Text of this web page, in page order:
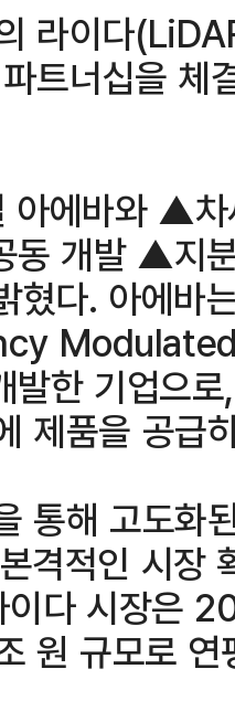
라이다
트너십을 체
아에바와 ▲
동 개발 ▲지
혔다. 아에바
한 기업으
제품을 공급
통해 고도화
격적인 시장
이다 시장은
원 규모로 연